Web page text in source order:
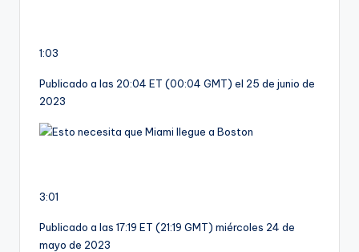
1:03
Publicado a las 20:04 ET (00:04 GMT) el 25 de junio de
2023
3:01
Publicado a las 17:19 ET (21:19 GMT) miércoles 24 de
mayo de 2023